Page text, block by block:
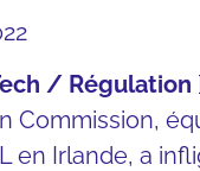
/ Régulation
Commission,
en Irlande, a